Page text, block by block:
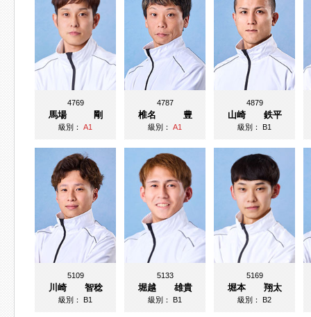
4769
馬場 剛
級別：A1
4787
椎名 豊
級別：A1
4879
山崎 鉄平
級別：B1
5109
川崎 智稔
級別：B1
5133
堀越 雄貴
級別：B1
5169
堀本 翔太
級別：B2